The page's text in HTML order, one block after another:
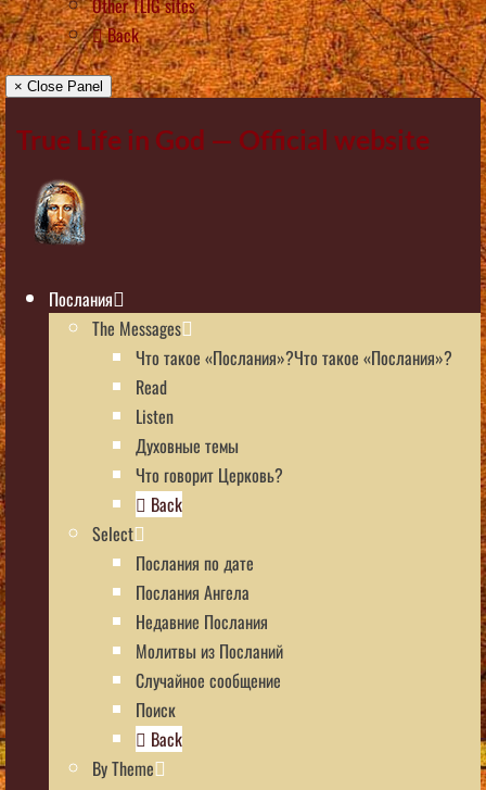
Back
× Close Panel
True Life in God — Official website
Послания
The Messages
Что такое «Послания»?Что такое «Послания»?
Read
Listen
Духовные темы
Что говорит Церковь?
Back
Select
Послания по дате
Послания Ангела
Недавние Послания
Молитвы из Посланий
Случайное сообщение
Поиск
Back
By Theme